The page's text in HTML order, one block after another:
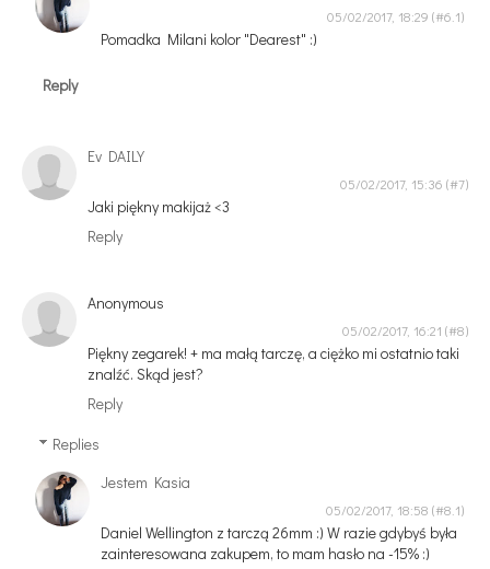
05/02/2017, 18:29
Pomadka Milani kolor "Dearest" :)
Reply
Ev DAILY
05/02/2017, 15:36
Jaki piękny makijaż <3
Reply
Anonymous
05/02/2017, 16:21
Piękny zegarek! + ma małą tarczę, a ciężko mi ostatnio taki
znalźć. Skąd jest?
Reply
Replies
Jestem Kasia
05/02/2017, 18:58
Daniel Wellington z tarczą 26mm :) W razie gdybyś była
zainteresowana zakupem, to mam hasło na -15% :)